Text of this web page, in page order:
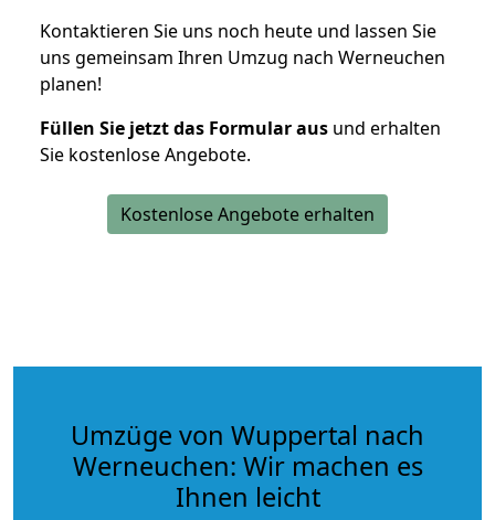
Kontaktieren Sie uns noch heute und lassen Sie
uns gemeinsam Ihren Umzug nach Werneuchen
planen!
Füllen Sie jetzt das Formular aus und erhalten
Sie kostenlose Angebote.
Kostenlose Angebote erhalten
Umzüge von Wuppertal nach
Werneuchen: Wir machen es
Ihnen leicht